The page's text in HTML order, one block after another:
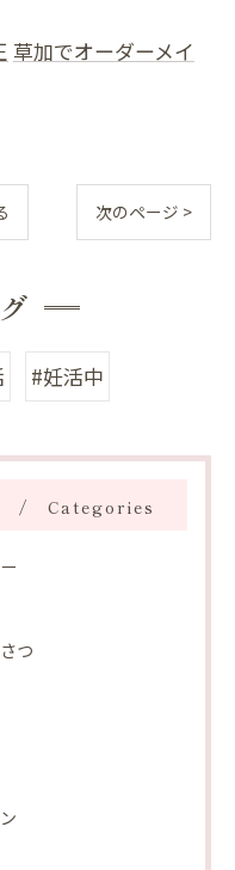
草加でオーダーメイ
次のページ >
#妊活中
Categories
つ